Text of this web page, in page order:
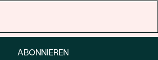
ABONNIEREN